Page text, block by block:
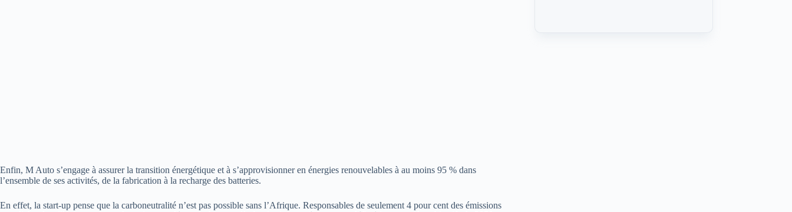
Enfin, M Auto s’engage à assurer la transition énergétique et à s’approvisionner en énergies renouvelables à au moins 95 % dans
l’ensemble de ses activités, de la fabrication à la recharge des batteries.
En effet, la start-up pense que la carboneutralité n’est pas possible sans l’Afrique. Responsables de seulement 4 pour cent des émissions